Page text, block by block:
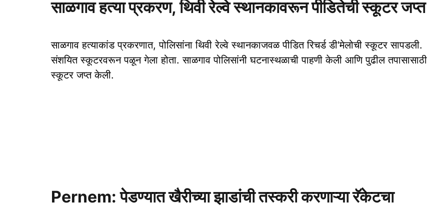
साळगाव हत्या प्रकरण, थिवी रेल्वे स्थानकावरून पीडितेची स्कूटर जप्त
साळगाव हत्याकांड प्रकरणात, पोलिसांना थिवी रेल्वे स्थानकाजवळ पीडित रिचर्ड डी'मेलोची स्कूटर सापडली.
संशयित स्कूटरवरून पळून गेला होता. साळगाव पोलिसांनी घटनास्थळाची पाहणी केली आणि पुढील तपासासाठी
स्कूटर जप्त केली.
Pernem: पेडण्यात खैरीच्या झाडांची तस्करी करणाऱ्या रॅकेटचा